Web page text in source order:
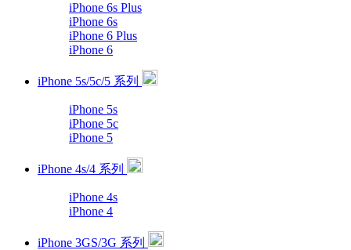
iPhone 6s Plus
iPhone 6s
iPhone 6 Plus
iPhone 6
iPhone 5s/5c/5 系列
iPhone 5s
iPhone 5c
iPhone 5
iPhone 4s/4 系列
iPhone 4s
iPhone 4
iPhone 3GS/3G 系列